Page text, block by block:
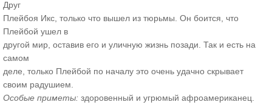
Друг
Плейбоя Икс, только что вышел из тюрьмы. Он боится, что
Плейбой ушел в
другой мир, оставив его и уличную жизнь позади. Так и есть на
самом
деле, только Плейбой по началу это очень удачно скрывает
своим радушием.
Особые приметы: здоровенный и угрюмый афроамериканец.